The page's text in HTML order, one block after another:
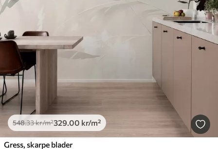
548.33kr/m²329.00 kr/m²
Gress, skarpe blader